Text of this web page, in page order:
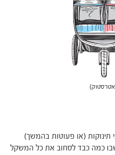
תינוקות (או פעוטות בהמשך)
כמה כבד לסחוב את כל המשקל